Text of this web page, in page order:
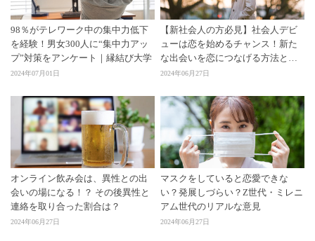
98％がテレワーク中の集中力低下
を経験！男女300人に“集中力アッ
プ”対策をアンケート｜縁結び大学
2024年07月01日
【新社会人の方必見】社会人デビ
ューは恋を始めるチャンス！新た
な出会いを恋につなげる方法と
は？
2024年06月27日
オンライン飲み会は、異性との出
会いの場になる！？ その後異性と
連絡を取り合った割合は？
2024年06月27日
マスクをしていると恋愛できな
い？発展しづらい？Z世代・ミレニ
アム世代のリアルな意見
2024年06月27日